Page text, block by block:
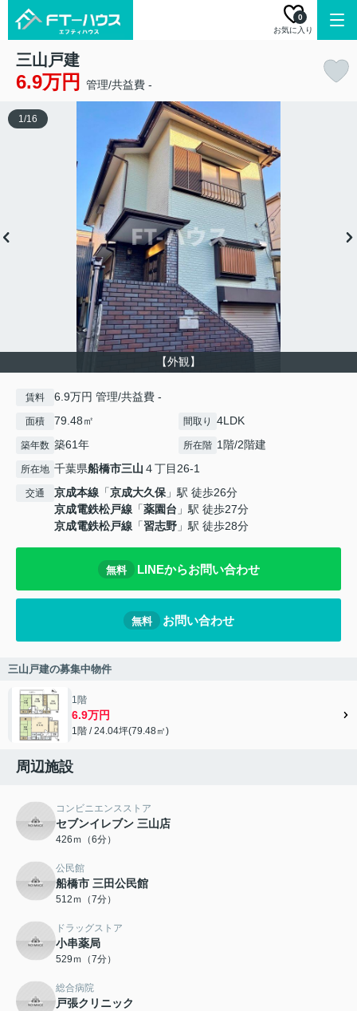
お気に入り
0
三山戸建
6.9万円 管理/共益費 -
【外観】
1/16
賃料 6.9万円 管理/共益費 -
面積 79.48㎡ 間取り 4LDK
築年数 築61年 所在階 1階/2階建
所在地 千葉県船橋市三山 ４丁目26-1
交通 京成本線 「京成大久保」駅 徒歩26分
京成電鉄松戸線 「薬園台 」駅 徒歩27分
京成電鉄松戸線 「習志野 」駅 徒歩28分
無料 LINEからお問い合わせ
無料 お問い合わせ
三山戸建の募集中物件
1階
6.9万円
1階 / 24.04坪(79.48㎡)
周辺施設
コンビニエンスストア
セブンイレブン 三山店
426ｍ（6分）
公民館
船橋市 三田公民館
512ｍ（7分）
ドラッグストア
小串薬局
529ｍ（7分）
総合病院
戸張クリニック